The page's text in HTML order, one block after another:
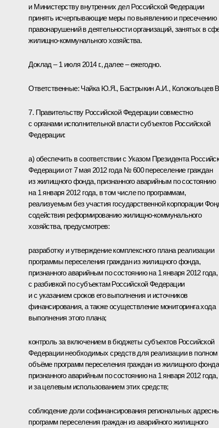
и Министерству внутренних дел Российской Федерации
принять исчерпывающие меры по выявлению и пресечению
правонарушений в деятельности организаций, занятых в
жилищно-коммунального хозяйства.
Доклад – 1 июля 2014 г., далее – ежегодно.
Ответственные: Чайка Ю.Я., Бастрыкин А.И., Колокольцев
7. Правительству Российской Федерации совместно
с органами исполнительной власти субъектов Российской
Федерации:
а) обеспечить в соответствии с Указом Президента
Федерации от 7 мая 2012 года № 600 переселение граждан
из жилищного фонда, признанного аварийным по состоянию
на 1 января 2012 года, в том числе по программам,
реализуемым без участия государственной корпорации
содействия реформированию жилищно-коммунального
хозяйства, предусмотрев:
разработку и утверждение комплексного плана реализации
программы переселения граждан из жилищного фонда,
признанного аварийным по состоянию на 1 января 2012 года,
с разбивкой по субъектам Российской Федерации
и с указанием сроков его выполнения и источников
финансирования, а также осуществление мониторинга хода
выполнения этого плана;
контроль за включением в бюджеты субъектов Российской
Федерации необходимых средств для реализации в полном
объёме программ переселения граждан из жилищного
признанного аварийным по состоянию на 1 января 2012 года,
и за целевым использованием этих средств;
соблюдение доли софинансирования региональных
программ переселения граждан из аварийного жилищного